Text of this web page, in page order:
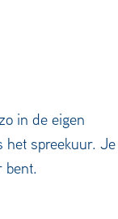
in de eigen
het spreekuur. Je
bent.